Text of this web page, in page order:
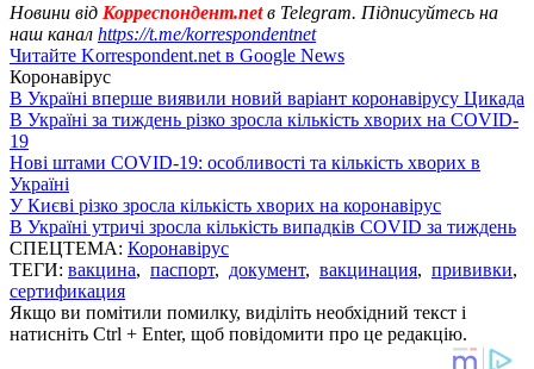
Новини від Корреспондент.netв Telegram. Підписуйтесь на
наш канал https://t.me/korrespondentnet
Читайте Korrespondent.net в Google News
Коронавірус
В Україні вперше виявили новий варіант коронавірусу Цикада
В Україні за тиждень різко зросла кількість хворих на COVID-
19
Нові штами COVID-19: особливості та кількість хворих в
Україні
У Києві різко зросла кількість хворих на коронавірус
В Україні утричі зросла кількість випадків COVID за тиждень
СПЕЦТЕМА: Коронавірус
ТЕГИ: вакцина, паспорт, документ, вакцинация, прививки,
сертификация
Якщо ви помітили помилку, виділіть необхідний текст і
натисніть Ctrl + Enter, щоб повідомити про це редакцію.